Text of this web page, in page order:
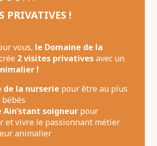
PRIVATIVES !
vous, le Domaine de la
2 visites privativesavec un
!
de la nurserie pour être au plus
soigneur pour
et vivre le passionnant métier
animalier